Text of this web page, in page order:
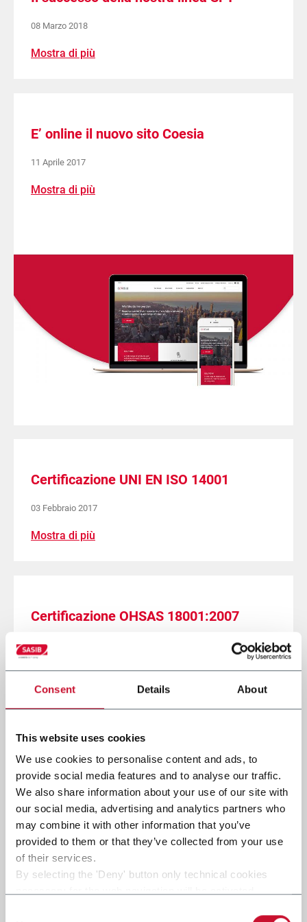
Consent Details About
This website uses cookies
We use cookies to personalise content and ads, to
provide social media features and to analyse our traffic.
We also share information about your use of our site with
our social media, advertising and analytics partners who
may combine it with other information that you’ve
provided to them or that they’ve collected from your use
of their services.
By selecting the 'Deny' button only technical cookies
08 Marzo 2018
Mostra di più
E’ online il nuovo sito Coesia
11 Aprile 2017
Mostra di più
Certificazione UNI EN ISO 14001
03 Febbraio 2017
Mostra di più
Certificazione OHSAS 18001:2007
12 Aprile 2016
Mostra di più
Nel 2015 SASIB celebra i 100 anni dalla
sua fondazione.
Mostra di più